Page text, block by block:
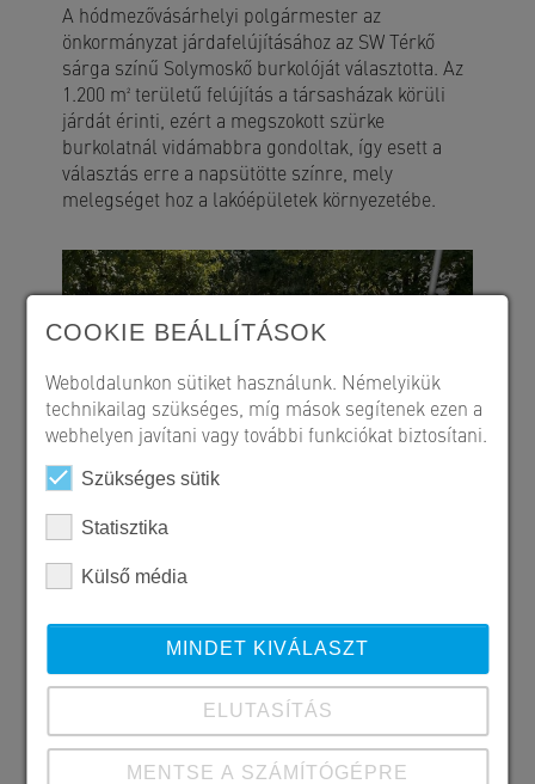
A hódmezővásárhelyi polgármester az
önkormányzat járdafelújításához az SW Térkő
sárga színű Solymoskő burkolóját választotta. Az
1.200 m² területű felújítás a társasházak körüli
járdát érinti, ezért a megszokott szürke
burkolatnál vidámabbra gondoltak, így esett a
választás erre a napsütötte színre, mely
melegséget hoz a lakóépületek környezetébe.
COOKIE BEÁLLÍTÁSOK
Weboldalunkon sütiket használunk. Némelyikük
technikailag szükséges, míg mások segítenek ezen a
webhelyen javítani vagy további funkciókat biztosítani.
Szükséges sütik
Statisztika
Külső média
MINDET KIVÁLASZT
ELUTASÍTÁS
MENTSE A SZÁMÍTÓGÉPRE